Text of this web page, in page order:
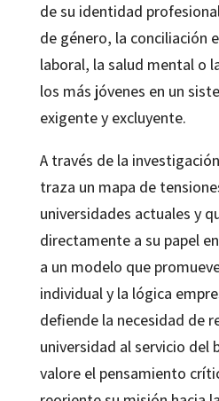
de su identidad
de género, la conciliación
laboral, la salud mental o
los más jóvenes en un
exigente y excluyente.
A través de la
traza un mapa de
universidades actuales y
directamente a su papel
a un modelo que
individual y la lógica
defiende la necesidad de
universidad al servicio del
valore el pensamiento